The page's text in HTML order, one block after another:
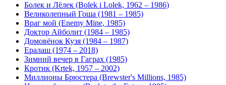
Болек и Лёлек (Bolek i Lolek, 1962 – 1986)
Великолепный Гоша (1981 – 1985)
Враг мой (Enemy Mine, 1985)
Доктор Айболит (1984 – 1985)
Домовёнок Кузя (1984 – 1987)
Ералаш (1974 – 2018)
Зимний вечер в Гаграх (1985)
Кротик (Krtek, 1957 – 2002)
Миллионы Брюстера (Brewster's Millions, 1985)